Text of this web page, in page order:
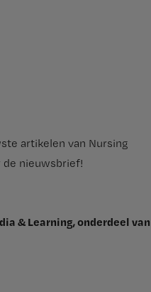
artikelen van Nursing
de nieuwsbrief!
& Learning, onderdeel van